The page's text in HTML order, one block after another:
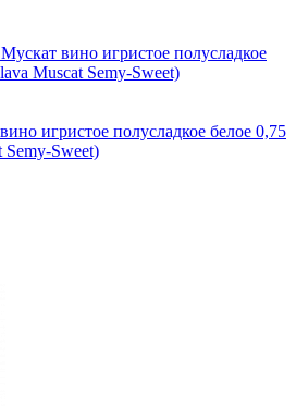
игристое полусладкое белое 0,75
Semy-Sweet)